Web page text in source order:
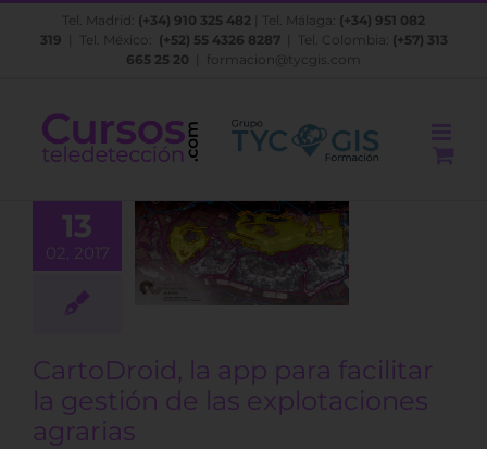
Saltar
Tel. Madrid: (+34) 910 325 482 | Tel. Málaga: (+34) 951 082
319 | Tel. México: (+52) 55 4326 8287| Tel. Colombia: (+57) 313
665 25 20
formacion@tycgis.com
13
02, 2017
la app
facilitar la
de las
CartoDroid, la app para facilitar
la gestión de las explotaciones
agrarias